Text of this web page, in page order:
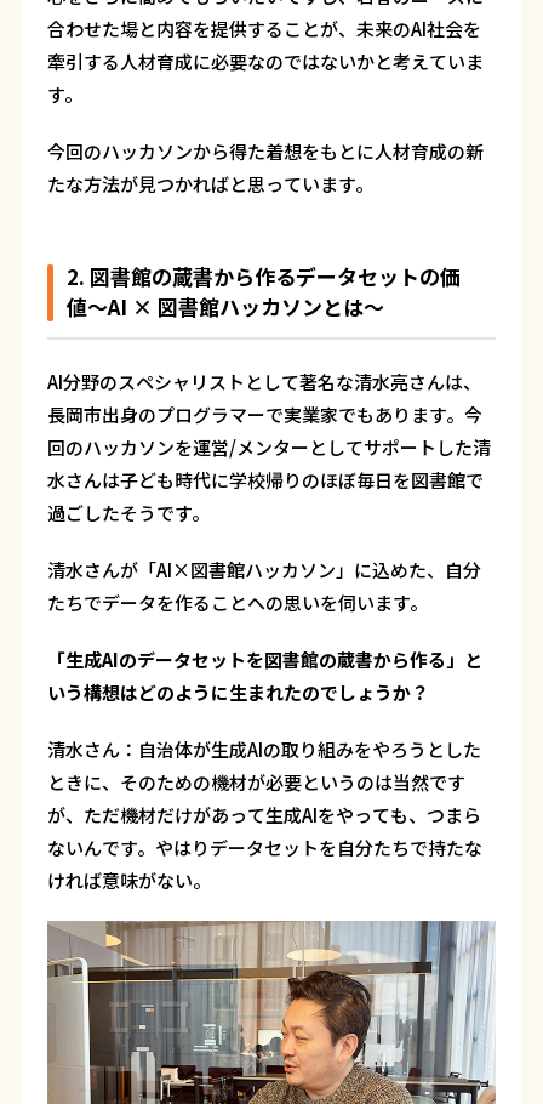
合わせた場と内容を提供することが、未来のAI社会を
牽引する人材育成に必要なのではないかと考えていま
す。
今回のハッカソンから得た着想をもとに人材育成の新
たな方法が見つかればと思っています。
2. 図書館の蔵書から作るデータセットの価
値〜AI × 図書館ハッカソンとは〜
AI分野のスペシャリストとして著名な清水亮さんは、
長岡市出身のプログラマーで実業家でもあります。今
回のハッカソンを運営/メンターとしてサポートした清
水さんは子ども時代に学校帰りのほぼ毎日を図書館で
過ごしたそうです。
清水さんが「AI×図書館ハッカソン」に込めた、自分
たちでデータを作ることへの思いを伺います。
――「生成AIのデータセットを図書館の蔵書から作る」と
いう構想はどのように生まれたのでしょうか？
清水さん： 自治体が生成AIの取り組みをやろうとした
ときに、そのための機材が必要というのは当然です
が、ただ機材だけがあって生成AIをやっても、つまら
ないんです。やはりデータセットを自分たちで持たな
ければ意味がない。